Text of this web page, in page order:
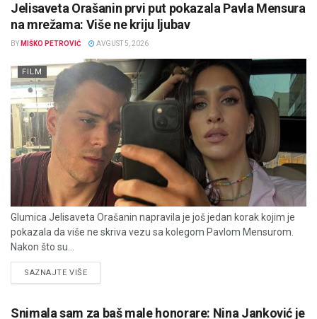
Jelisaveta Orašanin prvi put pokazala Pavla Mensura
na mrežama: Više ne kriju ljubav
BY MIŠKO PETROVIĆ AVGUST 5, 2026
FILM
Glumica Jelisaveta Orašanin napravila je još jedan korak kojim je
pokazala da više ne skriva vezu sa kolegom Pavlom Mensurom.
Nakon što su...
SAZNAJTE VIŠEDETAILS
Snimala sam za baš male honorare: Nina Janković je